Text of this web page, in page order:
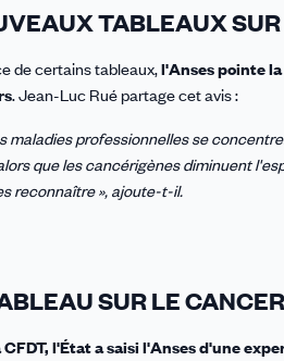
TABLEAUX
de certains tableaux,l'Anses pointe
. Jean-Luc Rué partage cet avis :
maladies professionnelles se
que les cancérigènes diminuent
reconnaître », ajoute-t-il.
SUR LE
CFDT, l'État a saisi l'Anses d'une